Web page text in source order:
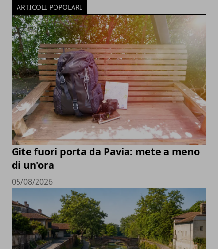
ARTICOLI POPOLARI
Gite fuori porta da Pavia: mete a meno
di un'ora
05/08/2026